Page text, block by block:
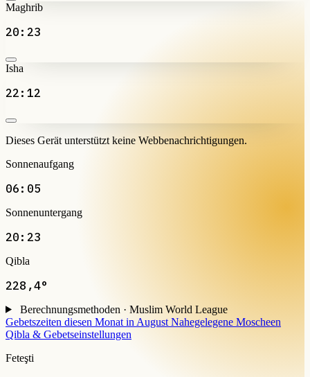
Maghrib
20:23
Isha
22:12
Dieses Gerät unterstützt keine Webbenachrichtigungen.
Sonnenaufgang
06:05
Sonnenuntergang
20:23
Qibla
228,4°
Berechnungsmethoden · Muslim World League
Gebetszeiten diesen Monat in August Nahegelegene Moscheen
Qibla & Gebetseinstellungen
Feteşti